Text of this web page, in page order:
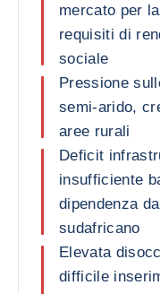
mercato per
requisiti di
sociale
Pressione
semi-arido,
aree rurali
Deficit
insufficiente
dipendenza
sudafricano
Elevata
difficile